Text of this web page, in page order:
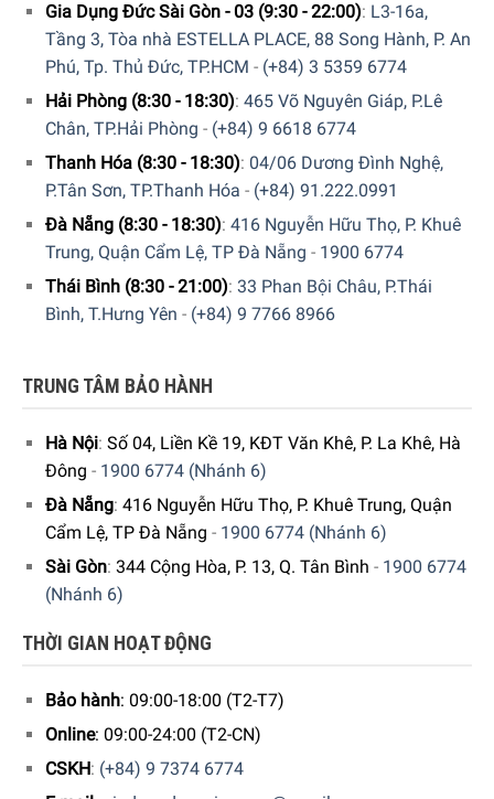
Tầng lọc chuyên sâu: đây là hoạt động lọc thô, giúp loại
bỏ các hạt bụi bẩn có kích thước lớn trong nước
Hạt nhựa trao đổi ion: Dùng làm giảm độ cứng
Carbonat, làm mềm nước máy & giảm các kim loại có
trong nước như đồng, chì.
Than hoạt tính: loại bỏ tất cả các chất có thể làm giảm
chất Clo, các tạp chất hữu cơ.
Tầng lọc chuyên sâu cuối cùng: Trong bước cuối cùng,
nước sạch đã được tạo ra thông qua bộ lọc đặc biệt tốt
loại bỏ hoàn toàn các hỗn hợp hạt bụi dù nhỏ nhất và
Gia Dụng Đức Sài Gòn - 03 (9:30 - 22:00): L3-16a,
Tầng 3, Tòa nhà ESTELLA PLACE, 88 Song Hành, P. An
Phú, Tp. Thủ Đức, TP.HCM - (+84) 3 5359 6774
Hải Phòng (8:30 - 18:30): 465 Võ Nguyên Giáp, P.Lê
Chân, TP.Hải Phòng - (+84) 9 6618 6774
Thanh Hóa (8:30 - 18:30): 04/06 Dương Đình Nghệ,
P.Tân Sơn, TP.Thanh Hóa - (+84) 91.222.0991
Đà Nẵng (8:30 - 18:30): 416 Nguyễn Hữu Thọ, P. Khuê
Trung, Quận Cẩm Lệ, TP Đà Nẵng - 1900 6774
Thái Bình (8:30 - 21:00): 33 Phan Bội Châu, P.Thái
Bình, T.Hưng Yên - (+84) 9 7766 8966
TRUNG TÂM BẢO HÀNH
Hà Nội: Số 04, Liền Kề 19, KĐT Văn Khê, P. La Khê, Hà
Đông - 1900 6774 (Nhánh 6)
Đà Nẵng: 416 Nguyễn Hữu Thọ, P. Khuê Trung, Quận
Cẩm Lệ, TP Đà Nẵng - 1900 6774 (Nhánh 6)
Sài Gòn: 344 Cộng Hòa, P. 13, Q. Tân Bình - 1900 6774
(Nhánh 6)
THỜI GIAN HOẠT ĐỘNG
Bảo hành: 09:00-18:00 (T2-T7)
Online: 09:00-24:00 (T2-CN)
CSKH: (+84) 9 7374 6774